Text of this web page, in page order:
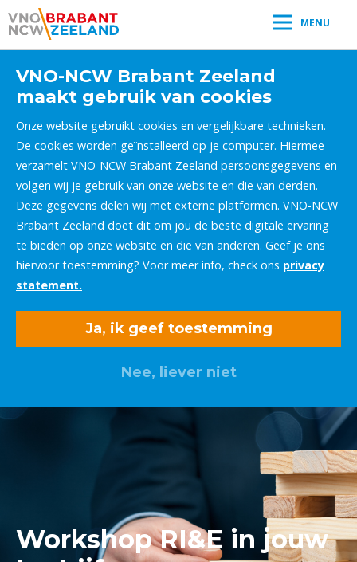
MENU
VNO-NCW Brabant Zeeland
maakt gebruik van cookies
Onze website gebruikt cookies en vergelijkbare technieken.
De cookies worden geïnstalleerd op je computer. Hiermee
verzamelt VNO-NCW Brabant Zeeland persoonsgegevens en
volgen wij je gebruik van onze website en die van derden.
Deze gegevens delen wij met externe platformen. VNO-NCW
Brabant Zeeland doet dit om jou de beste digitale ervaring
te bieden op onze website en die van anderen. Geef je ons
hiervoor toestemming? Voor meer info, check ons privacy
statement.
Ja, ik geef toestemming
Nee, liever niet
Workshop RI&E in jouw